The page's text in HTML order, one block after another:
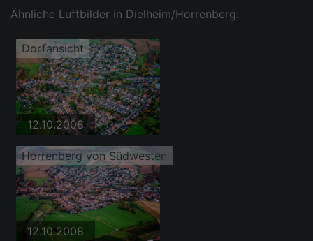
Ähnliche Luftbilder in Dielheim/Horrenberg:
Dorfansicht
12.10.2008
Horrenberg von Südwesten
12.10.2008